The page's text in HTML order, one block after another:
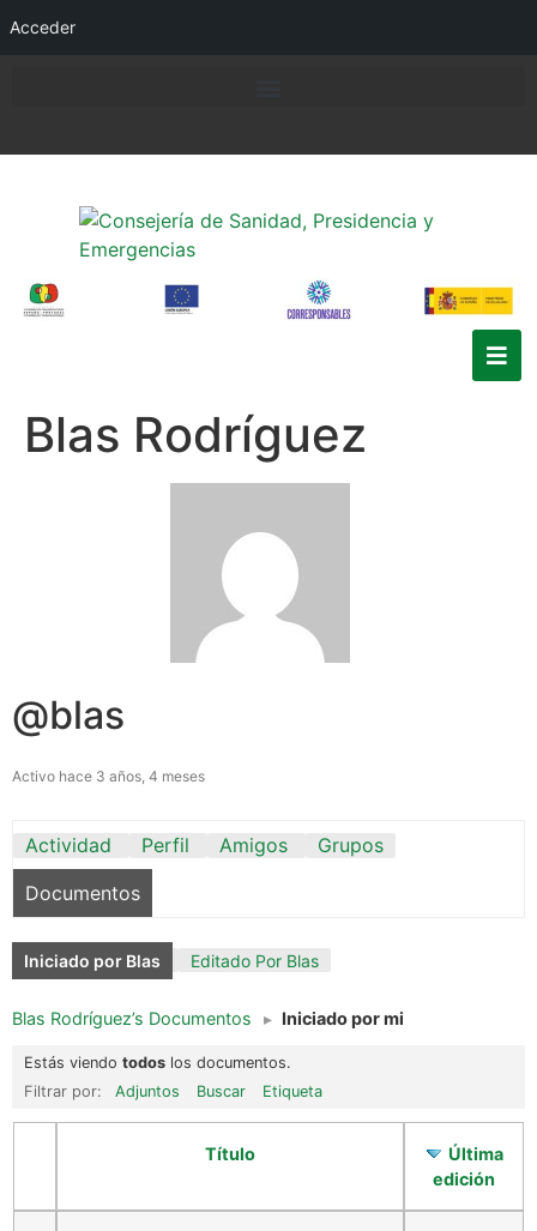
Acceder
Blas Rodríguez
@blas
Activo hace 3 años, 4 meses
Actividad Perfil Amigos
Grupos
Documentos
Iniciado por Blas Editado Por Blas
Blas Rodríguez’s Documentos ▸ Iniciado por mi
Estás viendo todos los documentos.
Filtrar por:
Adjuntos Buscar Etiqueta
Título
Última
edición